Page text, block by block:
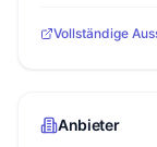
Vollständige
Anbieter